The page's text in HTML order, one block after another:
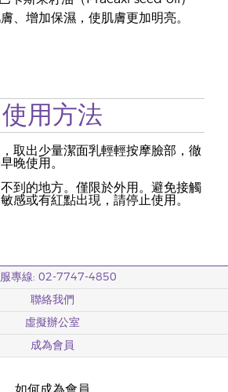
、增加保濕，使肌膚更加明亮。
使用方法
取出少量潔面乳輕輕按摩臉部，徹
晚使用。
到的地方。僅限於外用。避免接觸
感或有紅點出現，請停止使用。
專線: 02-7747-4850
聯絡我們
虛擬辦公室
成為會員